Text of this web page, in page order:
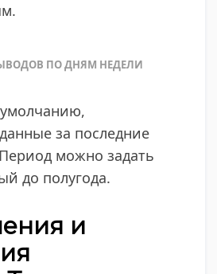
ПО ДНЯМ НЕДЕЛИ
за последние
можно задать
до полугода.
и